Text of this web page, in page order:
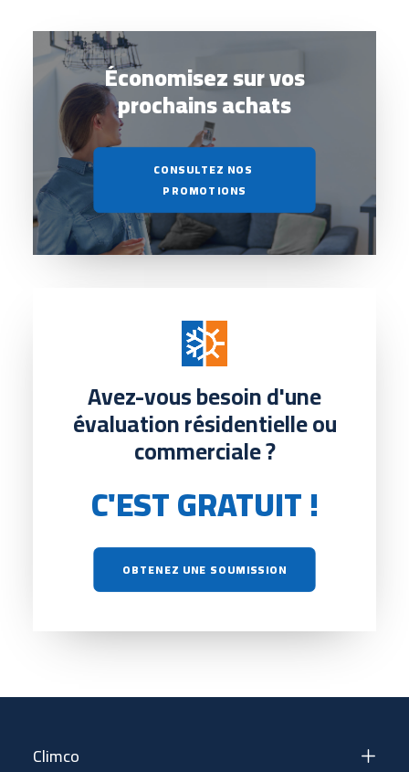
Économisezsur vos
prochains achats
CONSULTEZ NOS
PROMOTIONS
Avez-vous besoin d'une
évaluation résidentielle ou
commerciale ?
C'EST GRATUIT !
OBTENEZ UNE SOUMISSION
Climco